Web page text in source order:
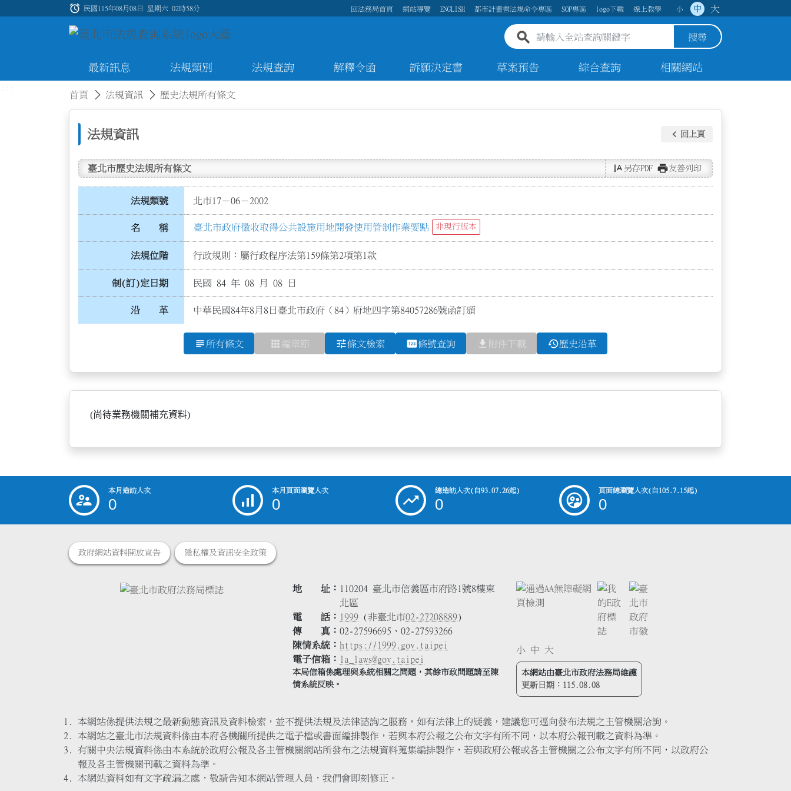
:::
alarm 民國115年08月08日 星期六02時58分 回法務局首頁 網站導覽 ENGLISH 都市計畫書法規命令專區 SOP專區 logo下載 線上教學 小 中 大
全站查詢關鍵字欄位 搜尋
最新訊息 法規類別 法規查詢 解釋令函 訴願決定書 草案預告 綜合查詢 相關網站
:::
:::
首頁 法規資訊 歷史法規所有條文
法規資訊 keyboard_arrow_left 回上頁
臺北市歷史法規所有條文 text_rotate_vertical 另存PDF print友善列印
法規類號 北市17－06－2002
名 稱 臺北市政府徵收取得公共設施用地開發使用管制作業要點 非現行版本
法規位階 行政規則：屬行政程序法第159條第2項第1款
制(訂)定日期 民國 84 年 08 月 08 日
沿 革 中華民國84年8月8日臺北市政府（84）府地四字第84057286號函訂頒
subject 所有條文 apps 編章節 tune條文檢索 pin條號查詢 file_download 附件下載 history歷史沿革
(尚待業務機關補充資料)
::: 本月造訪人次
0
本月頁面瀏覽人次
0
總造訪人次(自93.07.26起)
0
頁面總瀏覽人次(自105.7.15起)
0
政府網站資料開放宣告 隱私權及資訊安全政策
地 址
110204 臺北市信義區市府路1號8樓東
北區
電 話
1999 (非臺北市02-27208889)
傳 真
02-27596695、02-27593266
陳情系統
https://1999.gov.taipei
電子信箱
la_laws@gov.taipei
本局信箱係處理與系統相關之問題，其餘市政問題請至陳
情系統反映。
小 中 大
本網站由臺北市政府法務局維護
更新日期： 115.08.08
本網站係提供法規之最新動態資訊及資料檢索，並不提供法規及法律諮詢之服務，如有法律上的疑義，建議您可逕向發布法規之主管機關洽詢。
本網站之臺北市法規資料係由本府各機關所提供之電子檔或書面編排製作，若與本府公報之公布文字有所不同，以本府公報刊載之資料為準。
有關中央法規資料係由本系統於政府公報及各主管機關網站所發布之法規資料蒐集編排製作，若與政府公報或各主管機關之公布文字有所不同，以政府公
報及各主管機關刊載之資料為準。
本網站資料如有文字疏漏之處，敬請告知本網站管理人員，我們會即刻修正。